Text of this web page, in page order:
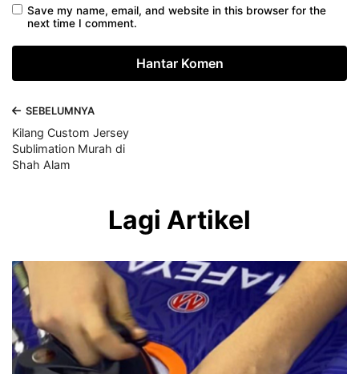
Save my name, email, and website in this browser for the
next time I comment.
SEBELUMNYA
Kilang Custom Jersey
Sublimation Murah di
Shah Alam
Lagi Artikel